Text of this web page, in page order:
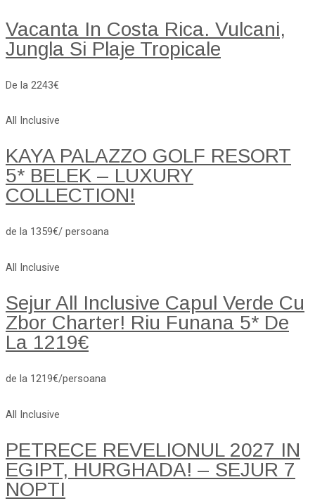
Vacanta In Costa Rica. Vulcani,
Jungla Si Plaje Tropicale
De la 2243€
All Inclusive
KAYA PALAZZO GOLF RESORT
5* BELEK – LUXURY
COLLECTION!
de la 1359€/ persoana
All Inclusive
Sejur All Inclusive Capul Verde Cu
Zbor Charter! Riu Funana 5* De
La 1219€
de la 1219€/persoana
All Inclusive
PETRECE REVELIONUL 2027 IN
EGIPT, HURGHADA! – SEJUR 7
NOPTI